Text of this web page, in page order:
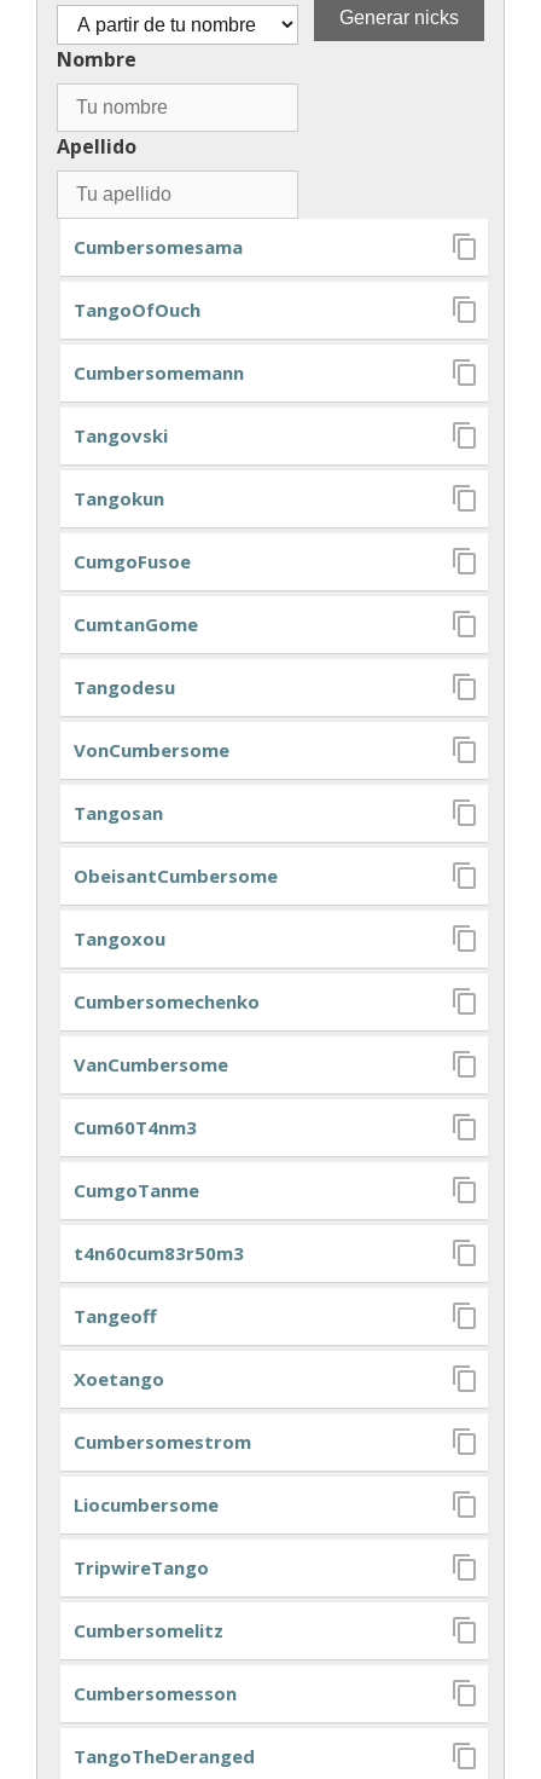
Nombre
Apellido
Cumbersomesama
TangoOfOuch
Cumbersomemann
Tangovski
Tangokun
CumgoFusoe
CumtanGome
Tangodesu
VonCumbersome
Tangosan
ObeisantCumbersome
Tangoxou
Cumbersomechenko
VanCumbersome
Cum60T4nm3
CumgoTanme
t4n60cum83r50m3
Tangeoff
Xoetango
Cumbersomestrom
Liocumbersome
TripwireTango
Cumbersomelitz
Cumbersomesson
TangoTheDeranged